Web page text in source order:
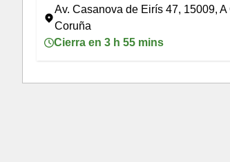
Av. Casanova de Eirís 47, 15009, A
Coruña
Cierra en 3 h 55 mins